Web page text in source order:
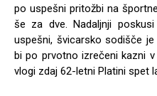
po uspešni pritožbi na
še za dve. Nadaljnji
uspešni, švicarsko sodišče
bi po prvotno izrečeni kazni
vlogi zdaj 62-letni Platini spet